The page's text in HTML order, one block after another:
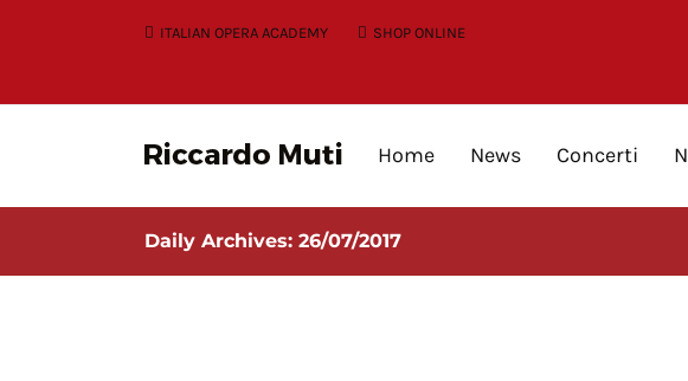
ITALIAN OPERA ACADEMY SHOP ONLINE
Home News Concerti
Daily Archives: 26/07/2017